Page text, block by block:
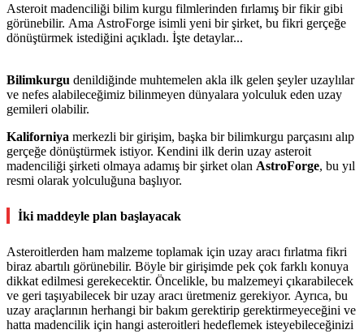
Asteroit madenciliği bilim kurgu filmlerinden fırlamış bir fikir gibi
görünebilir. Ama AstroForge isimli yeni bir şirket, bu fikri gerçeğe
dönüştürmek istediğini açıkladı. İşte detaylar...
Bilimkurgu denildiğinde muhtemelen akla ilk gelen şeyler uzaylılar
ve nefes alabileceğimiz bilinmeyen dünyalara yolculuk eden uzay
gemileri olabilir.
Kaliforniya merkezli bir girişim, başka bir bilimkurgu parçasını alıp
gerçeğe dönüştürmek istiyor. Kendini ilk derin uzay asteroit
madenciliği şirketi olmaya adamış bir şirket olan AstroForge, bu yıl
resmi olarak yolculuğuna başlıyor.
İki maddeyle plan başlayacak
Asteroitlerden ham malzeme toplamak için uzay aracı fırlatma fikri
biraz abartılı görünebilir. Böyle bir girişimde pek çok farklı konuya
dikkat edilmesi gerekecektir. Öncelikle, bu malzemeyi çıkarabilecek
ve geri taşıyabilecek bir uzay aracı üretmeniz gerekiyor. Ayrıca, bu
uzay araçlarının herhangi bir bakım gerektirip gerektirmeyeceğini ve
hatta madencilik için hangi asteroitleri hedeflemek isteyebileceğinizi